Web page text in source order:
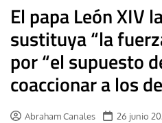
El papa León XIV
sustituya “la
por “el supuesto
coaccionar a los
Abraham Canales
26 junio